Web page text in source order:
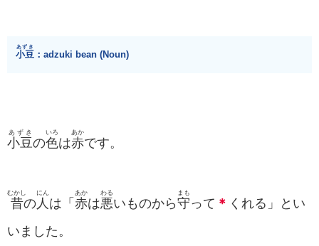
小豆
あずき
：adzuki bean (Noun)
小豆
あずき
の色
いろ
は赤
あか
です。
昔
むかし
の 人
にん
は「 赤
あか
は悪
わる
いものから守
まも
って ＊ くれる」とい
いました。